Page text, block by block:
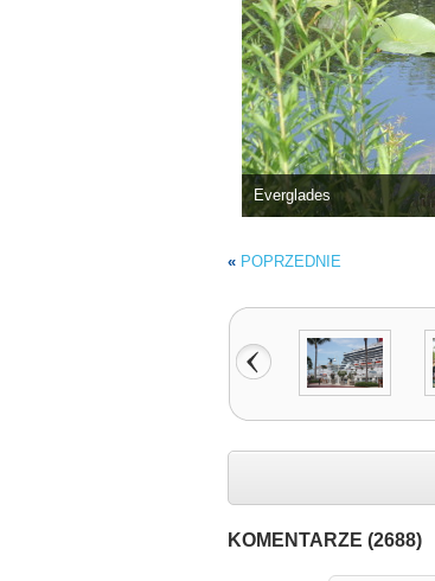
Everglades
« POPRZEDNIE
KOMENTARZE (2688)